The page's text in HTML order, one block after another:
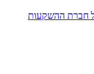
101" (פרויקט מס' 32) של חברת ההשקעות